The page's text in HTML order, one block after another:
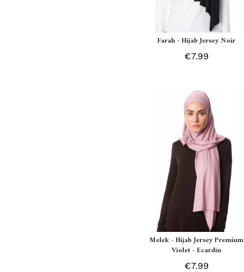
Farah - Hijab Jersey Noir
€7.99
Melek - Hijab Jersey Premium
Violet - Ecardin
€7.99